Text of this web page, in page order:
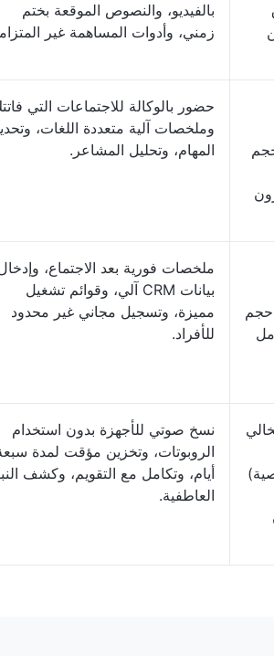
بالفيديو، والنصوص الموقعة بختم
زمني، وأدوات المساهمة غير
حضور بالوكالة للاجتماعات التي
وملخصات آلية متعددة اللغات،
المهام، وتحليل المشاعر.
حجم
ملخصات فورية بعد الاجتماع،
بيانات CRM آلي، وقوائم تشغيل
مميزة، وتسجيل مجاني غير محدود
للأفراد.
نسخ صوتي للأجهزة بدون استخدام
الروبوتات، وتخزين مؤقت لمدة
أيام، وتكامل مع التقويم، وكشف
العاطفية.